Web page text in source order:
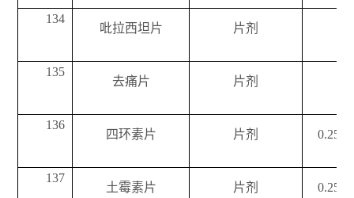
134
吡拉西坦片 片剂
135
去痛片 片剂
136
四环素片 片剂 0.25g
137
土霉素片 片剂 0.25g